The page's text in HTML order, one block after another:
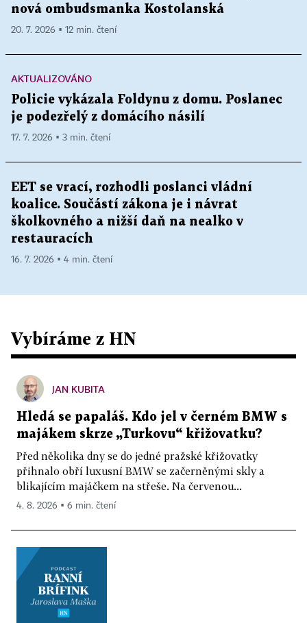
nová ombudsmanka Kostolanská
20. 7. 2026 ▪ 12 min. čtení
AKTUALIZOVÁNO
Policie vykázala Foldynu z domu. Poslanec
je podezřelý z domácího násilí
17. 7. 2026 ▪ 3 min. čtení
EET se vrací, rozhodli poslanci vládní
koalice. Součástí zákona je i návrat
školkovného a nižší daň na nealko v
restauracích
16. 7. 2026 ▪ 4 min. čtení
Vybíráme z HN
JAN KUBITA
Hledá se papaláš. Kdo jel v černém BMW s
majákem skrze „Turkovu“ křižovatku?
Před několika dny se do jedné pražské křižovatky
přihnalo obří luxusní BMW se začerněnými skly a
blikajícím majáčkem na střeše. Na červenou...
4. 8. 2026 ▪ 6 min. čtení